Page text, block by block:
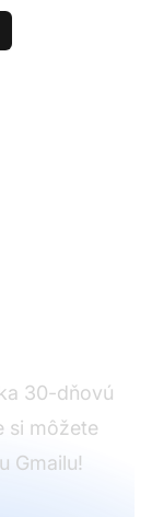
30-dňovú
si môžete
Gmailu!